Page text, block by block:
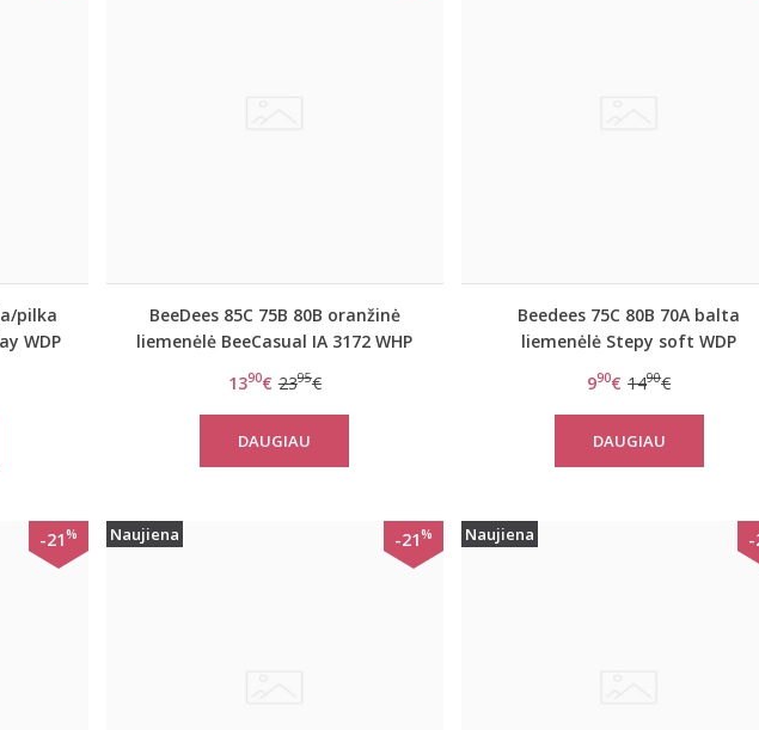
pilka
WDP
BeeDees 85C 75B 80B oranžinė
liemenėlė BeeCasual IA 3172 WHP
1390€ 2395€
DAUGIAU
Beedees 75C 80B 70A balta
liemenėlė Stepy soft WDP
990€ 1490€
DAUGIAU
-21% Naujiena -21% Naujiena -